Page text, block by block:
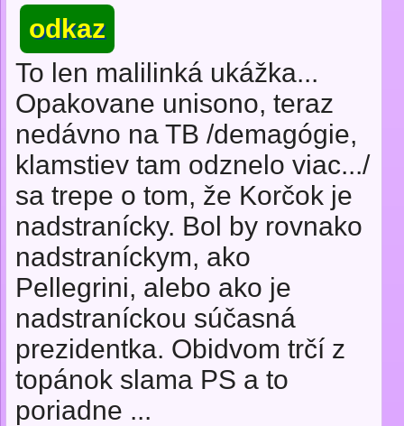
odkaz
To len malilinká ukážka...
Opakovane unisono, teraz
nedávno na TB /demagógie,
klamstiev tam odznelo viac.../
sa trepe o tom, že Korčok je
nadstranícky. Bol by rovnako
nadstraníckym, ako
Pellegrini, alebo ako je
nadstraníckou súčasná
prezidentka. Obidvom trčí z
topánok slama PS a to
poriadne ...